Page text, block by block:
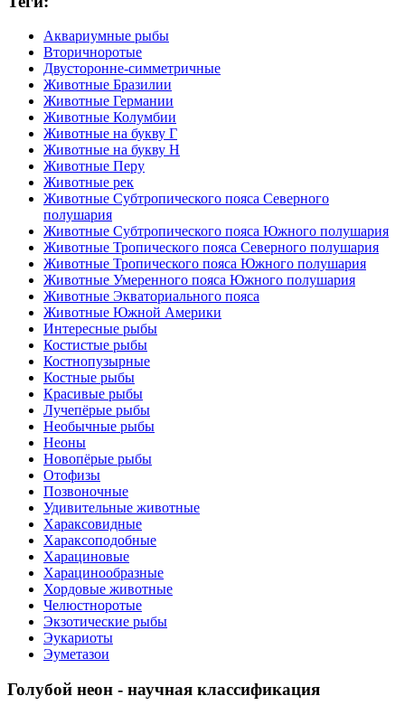
Аквариумные рыбы
Вторичноротые
Двусторонне-симметричные
Животные Бразилии
Животные Германии
Животные Колумбии
Животные на букву Г
Животные на букву Н
Животные Перу
Животные рек
Животные Субтропического пояса Северного
полушария
Животные Субтропического пояса Южного полушария
Животные Тропического пояса Северного полушария
Животные Тропического пояса Южного полушария
Животные Умеренного пояса Южного полушария
Животные Экваториального пояса
Животные Южной Америки
Интересные рыбы
Костистые рыбы
Костнопузырные
Костные рыбы
Красивые рыбы
Лучепёрые рыбы
Необычные рыбы
Неоны
Новопёрые рыбы
Отофизы
Позвоночные
Удивительные животные
Хараксовидные
Хараксоподобные
Харациновые
Харацинообразные
Хордовые животные
Челюстноротые
Экзотические рыбы
Эукариоты
Эуметазои
Голубой неон - научная классификация